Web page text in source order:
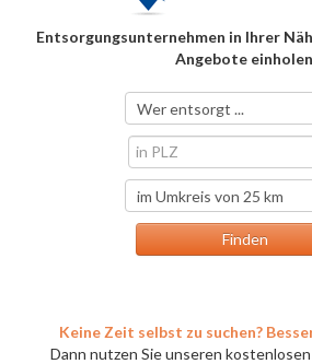
Über
Entsorgungsunternehmen in Ihrer
Angebote
Keine Zeit selbst zu suchen?
Dann nutzen Sie unseren kostenlosen